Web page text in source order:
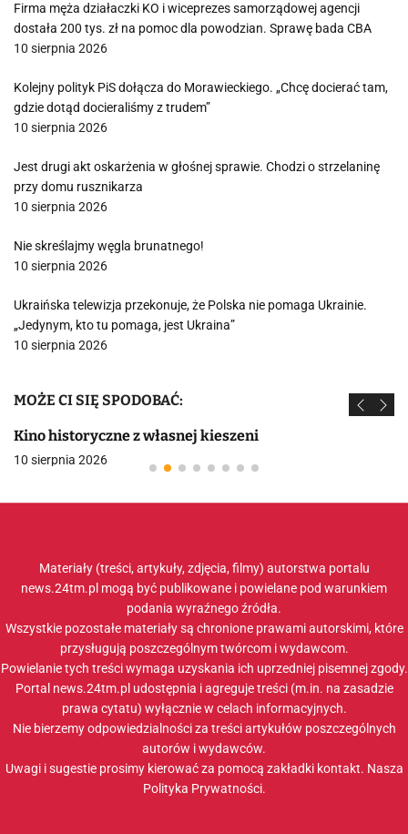
Firma męża działaczki KO i wiceprezes samorządowej agencji
dostała 200 tys. zł na pomoc dla powodzian. Sprawę bada CBA
10 sierpnia 2026
Kolejny polityk PiS dołącza do Morawieckiego. „Chcę docierać tam,
gdzie dotąd docieraliśmy z trudem”
10 sierpnia 2026
Jest drugi akt oskarżenia w głośnej sprawie. Chodzi o strzelaninę
przy domu rusznikarza
10 sierpnia 2026
Nie skreślajmy węgla brunatnego!
10 sierpnia 2026
Ukraińska telewizja przekonuje, że Polska nie pomaga Ukrainie.
„Jedynym, kto tu pomaga, jest Ukraina”
10 sierpnia 2026
MOŻE CI SIĘ SPODOBAĆ:
Kino historyczne z własnej kieszeni
10 sierpnia 2026
Materiały (treści, artykuły, zdjęcia, filmy) autorstwa portalu
news.24tm.pl mogą być publikowane i powielane pod warunkiem
podania wyraźnego źródła.
Wszystkie pozostałe materiały są chronione prawami autorskimi, które
przysługują poszczególnym twórcom i wydawcom.
Powielanie tych treści wymaga uzyskania ich uprzedniej pisemnej zgody.
Portal news.24tm.pl udostępnia i agreguje treści (m.in. na zasadzie
prawa cytatu) wyłącznie w celach informacyjnych.
Nie bierzemy odpowiedzialności za treści artykułów poszczególnych
autorów i wydawców.
Uwagi i sugestie prosimy kierować za pomocą zakładki kontakt. Nasza
Polityka Prywatności.